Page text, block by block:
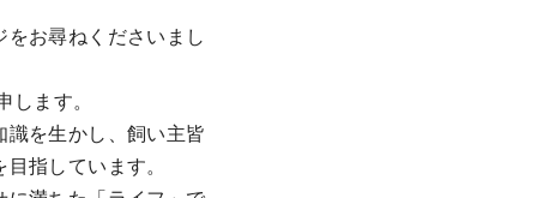
お尋ねくださいまし
ます。
を生かし、飼い主皆
指しています。